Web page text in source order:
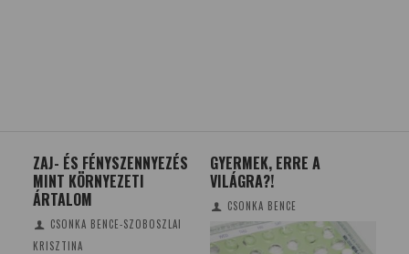
ZAJ- ÉS FÉNYSZENNYEZÉS
MINT KÖRNYEZETI
ÁRTALOM
CSONKA BENCE-SZOBOSZLAI
KRISZTINA
GYERMEK, ERRE A
VILÁGRA?!
CSONKA BENCE